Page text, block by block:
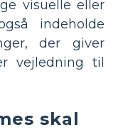
visuelle eller
indeholde
der giver
vejledning til
skal